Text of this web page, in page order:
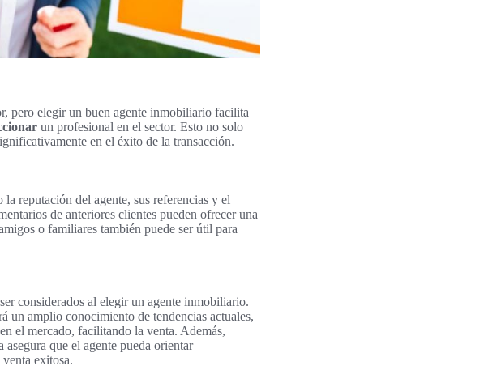
pero elegir un buen agente inmobiliario facilita
un profesional en el sector. Esto no solo
en el éxito de la transacción.
reputación del agente, sus referencias y el
de anteriores clientes pueden ofrecer una
o familiares también puede ser útil para
considerados al elegir un agente inmobiliario.
un amplio conocimiento de tendencias actuales,
el mercado, facilitando la venta. Además,
que el agente pueda orientar
exitosa.